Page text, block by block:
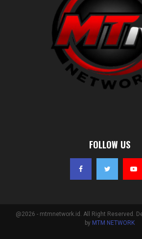
FOLLOW US
@2026 - mtmnetwork.id. All Right Reserved.
by MTM NETWORK